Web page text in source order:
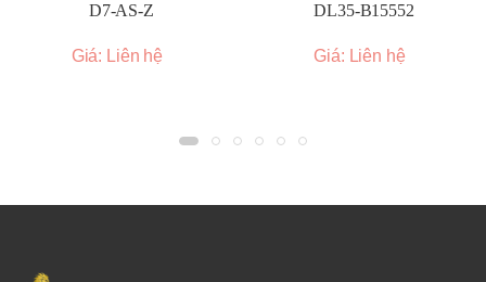
D7-AS-Z
Giá: Liên hệ
DL35-B15552
Giá: Liên hệ